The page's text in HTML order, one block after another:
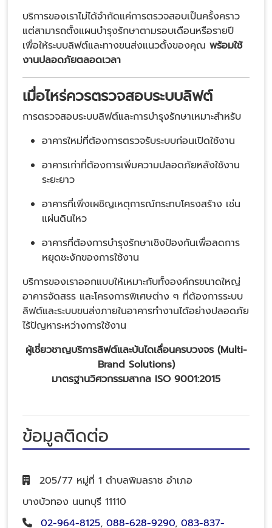
บริการของเราไม่ได้จำกัดแค่การตรวจสอบเป็นครั้งคราว
แต่สามารถตั้งแผนบำรุงรักษาตามรอบเดือนหรือรายปี
เพื่อให้ระบบลิฟต์และทางขนส่งแนวตั้งของคุณ พร้อมใช้
งานปลอดภัยตลอดเวลา
เมื่อไหร่ควรตรวจสอบระบบลิฟต์
การตรวจสอบระบบลิฟต์และการบำรุงรักษาเหมาะสำหรับ
อาคารใหม่ที่ต้องการตรวจรับระบบก่อนเปิดใช้งาน
อาคารเก่าที่ต้องการเพิ่มความปลอดภัยหลังใช้งาน
ระยะยาว
อาคารที่เพิ่งเผชิญเหตุการณ์กระทบโครงสร้าง เช่น
แผ่นดินไหว
อาคารที่ต้องการบำรุงรักษาเชิงป้องกันเพื่อลดการ
หยุดชะงักของการใช้งาน
บริการของเราออกแบบให้เหมาะกับทั้งองค์กรขนาดใหญ่
อาคารจัดสรร และโครงการพิเศษต่าง ๆ ที่ต้องการระบบ
ลิฟต์และระบบขนส่งภายในอาคารทำงานได้อย่างปลอดภัย
ไร้ปัญหาระหว่างการใช้งาน
ผู้เชี่ยวชาญบริการลิฟต์และบันไดเลื่อนครบวงจร (Multi-
Brand Solutions)
มาตรฐานวิศวกรรมสากล ISO 9001:2015
ข้อมูลติดต่อ
205/77 หมู่ที่ 1 ตำบลพิมลราช อำเภอ
บางบัวทอง นนทบุรี 11110
02-964-8125, 088-628-9290, 083-837-